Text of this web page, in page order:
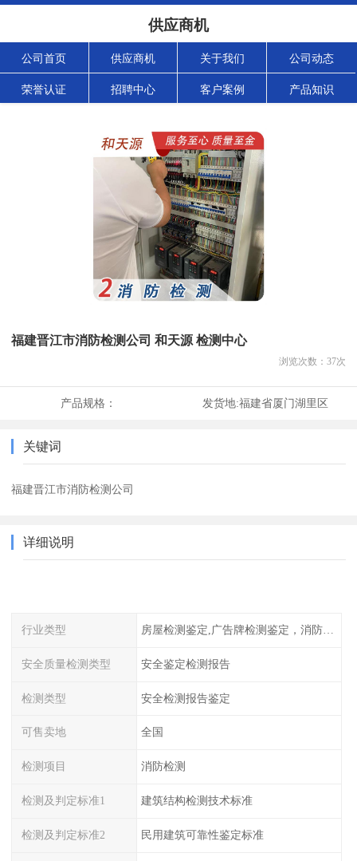
供应商机
公司首页 供应商机 关于我们 公司动态
荣誉认证 招聘中心 客户案例 产品知识
福建晋江市消防检测公司 和天源 检测中心
浏览次数： 37次
产品规格： 发货地:福建省厦门湖里区
关键词
福建晋江市消防检测公司
详细说明
行业类型 房屋检测鉴定,广告牌检测鉴定，消防检测
安全质量检测类型 安全鉴定检测报告
检测类型 安全检测报告鉴定
可售卖地 全国
检测项目 消防检测
检测及判定标准1 建筑结构检测技术标准
检测及判定标准2 民用建筑可靠性鉴定标准